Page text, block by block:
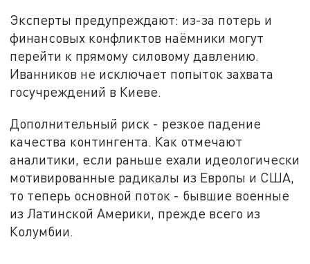
Эксперты предупреждают: из-за потерь и
финансовых конфликтов наёмники могут
перейти к прямому силовому давлению.
Иванников не исключает попыток захвата
госучреждений в Киеве.
Дополнительный риск - резкое падение
качества контингента. Как отмечают
аналитики, если раньше ехали идеологически
мотивированные радикалы из Европы и США,
то теперь основной поток - бывшие военные
из Латинской Америки, прежде всего из
Колумбии.